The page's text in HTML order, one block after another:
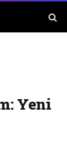
Yeni